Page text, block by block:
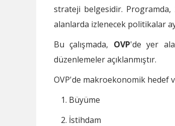
strateji belgesidir.
alanlarda izlenecek politikalar
Bu çalışmada, OVP'de yer
düzenlemeler açıklanmıştır.
OVP'de makroekonomik hedef
Büyüme
İstihdam